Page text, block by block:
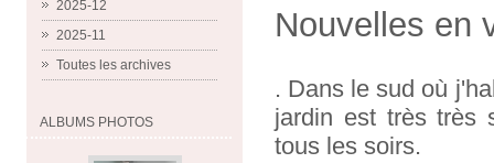
2025-12
2025-11
Toutes les archives
ALBUMS PHOTOS
Nouvelles en
. Dans le sud où
jardin est très très
tous les soirs.